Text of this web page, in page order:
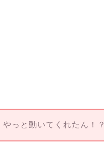
やっと動いてくれたん！？